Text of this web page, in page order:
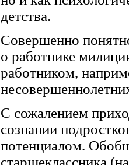
детства.
Совершенно
о работнике
работником,
С сожалением
сознании
потенциалом.